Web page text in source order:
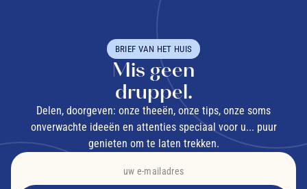
Behoud van aroma's: Behoudt de authentieke smaak van
doeltreffend te bewaren
BRIEF VAN HET HUIS
Mis geen
druppel.
Delen, doorgeven: onze theeën, onze tips, onze soms
onverwachte ideeën en attenties speciaal voor u... puur
genieten om te laten trekken.